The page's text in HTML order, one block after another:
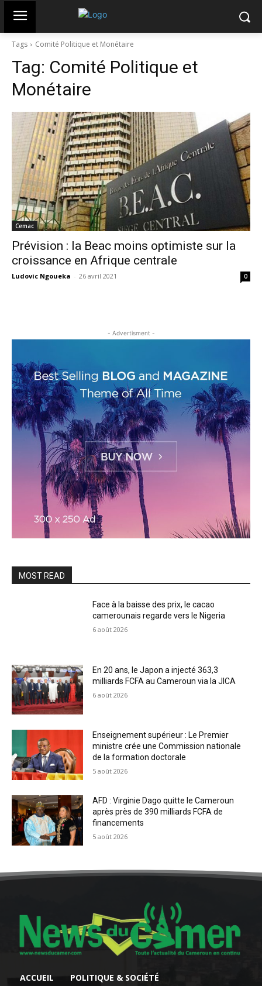
Tags Comité Politique et Monétaire
Tag: Comité Politique et
Monétaire
Cemac
Prévision : la Beac moins optimiste sur la
croissance en Afrique centrale
Ludovic Ngoueka - 26 avril 2021 0
- Advertisment -
MOST READ
Face à la baisse des prix, le cacao
camerounais regarde vers le Nigeria
6 août 2026
En 20 ans, le Japon a injecté 363,3
milliards FCFA au Cameroun via la JICA
6 août 2026
Enseignement supérieur : Le Premier
ministre crée une Commission nationale
de la formation doctorale
5 août 2026
AFD : Virginie Dago quitte le Cameroun
après près de 390 milliards FCFA de
financements
5 août 2026
ACCUEIL POLITIQUE & SOCIÉTÉ